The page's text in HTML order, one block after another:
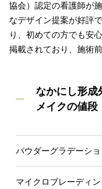
協会）認定の看護師が
なデザイン提案が好評
り、初めての方でも安
掲載されており、施術
なかにし形成
メイクの値段
パウダーグラデーショ
マイクロブレーディ